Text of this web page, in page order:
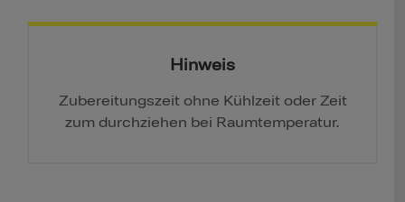
Hinweis
Zubereitungszeit ohne Kühlzeit oder Zeit
zum durchziehen bei Raumtemperatur.